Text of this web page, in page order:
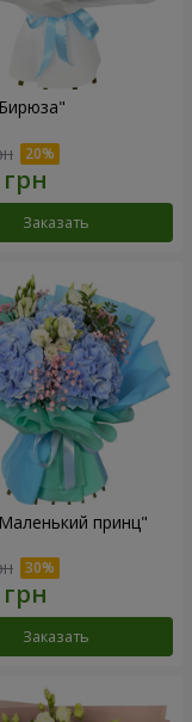
Заказать
принц"
Заказать